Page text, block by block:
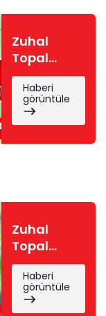
Zuhal
Topal
Yemekteyiz
Nurullah
kimdir?
Nurullah
Soyluer
Haberi
görüntüle
Zuhal
Topal
Yemekteyiz
Funda
kimdir?
Funda
Haberi
görüntüle